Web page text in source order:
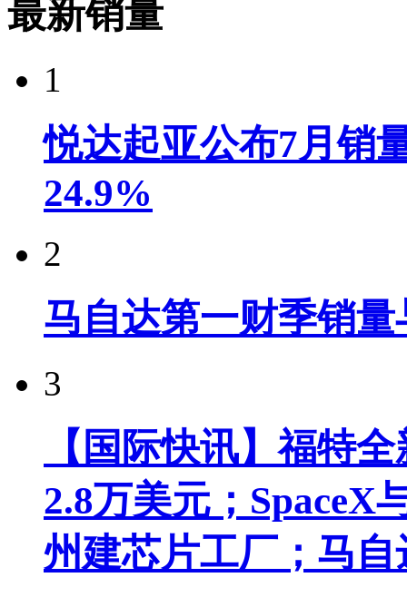
最新销量
1
悦达起亚公布7月销
24.9%
2
马自达第一财季销
3
【国际快讯】福特
2.8万美元；SpaceX
州建芯片工厂；马